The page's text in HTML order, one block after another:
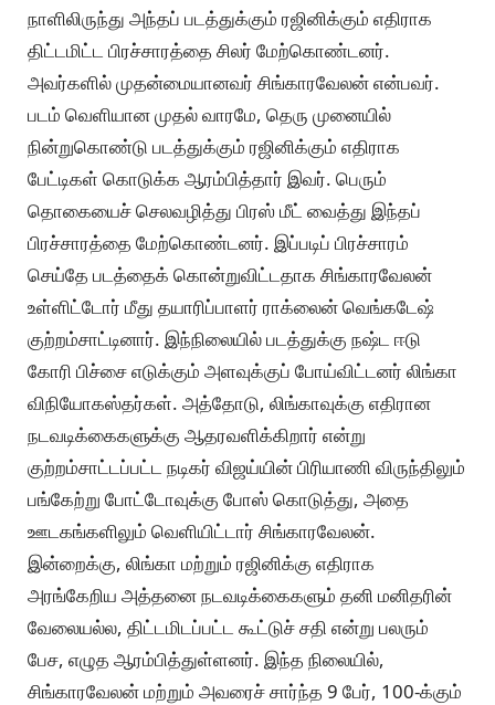
நாளிலிருந்து அந்தப் படத்துக்கும் ரஜினிக்கும் எதிராக
திட்டமிட்ட பிரச்சாரத்தை சிலர் மேற்கொண்டனர்.
அவர்களில் முதன்மையானவர் சிங்காரவேலன் என்பவர்.
படம் வெளியான முதல் வாரமே, தெரு முனையில்
நின்றுகொண்டு படத்துக்கும் ரஜினிக்கும் எதிராக
பேட்டிகள் கொடுக்க ஆரம்பித்தார் இவர். பெரும்
தொகையைச் செலவழித்து பிரஸ் மீட் வைத்து இந்தப்
பிரச்சாரத்தை மேற்கொண்டனர். இப்படிப் பிரச்சாரம்
செய்தே படத்தைக் கொன்றுவிட்டதாக சிங்காரவேலன்
உள்ளிட்டோர் மீது தயாரிப்பாளர் ராக்லைன் வெங்கடேஷ்
குற்றம்சாட்டினார். இந்நிலையில் படத்துக்கு நஷ்ட ஈடு
கோரி பிச்சை எடுக்கும் அளவுக்குப் போய்விட்டனர் லிங்கா
விநியோகஸ்தர்கள். அத்தோடு, லிங்காவுக்கு எதிரான
நடவடிக்கைகளுக்கு ஆதரவளிக்கிறார் என்று
குற்றம்சாட்டப்பட்ட நடிகர் விஜய்யின் பிரியாணி விருந்திலும்
பங்கேற்று போட்டோவுக்கு போஸ் கொடுத்து, அதை
ஊடகங்களிலும் வெளியிட்டார் சிங்காரவேலன்.
இன்றைக்கு, லிங்கா மற்றும் ரஜினிக்கு எதிராக
அரங்கேறிய அத்தனை நடவடிக்கைகளும் தனி மனிதரின்
வேலையல்ல, திட்டமிடப்பட்ட கூட்டுச் சதி என்று பலரும்
பேச, எழுத ஆரம்பித்துள்ளனர். இந்த நிலையில்,
சிங்காரவேலன் மற்றும் அவரைச் சார்ந்த 9 பேர், 100-க்கும்